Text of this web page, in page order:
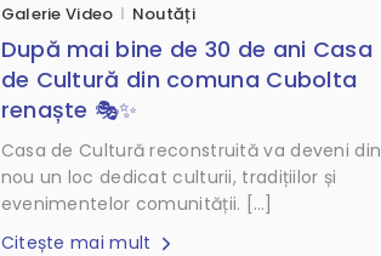
Galerie Video Noutăți
După mai bine de 30 de ani Casa
de Cultură din comuna Cubolta
renaște 🎭✨
Casa de Cultură reconstruită va deveni din
nou un loc dedicat culturii, tradițiilor și
evenimentelor comunității. […]
Citește mai mult